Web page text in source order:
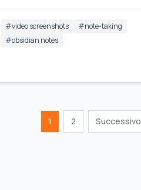
#video screenshots #note-taking
#obsidian notes
1 2 Successivo